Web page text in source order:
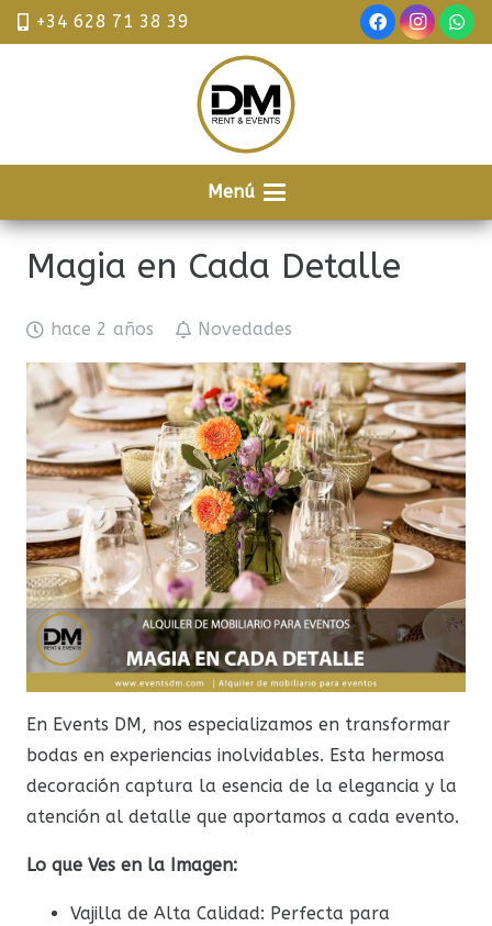
+34 628 71 38 39
Menú
Magia en Cada Detalle
hace 2 años Novedades
En Events DM, nos especializamos en transformar
bodas en experiencias inolvidables. Esta hermosa
decoración captura la esencia de la elegancia y la
atención al detalle que aportamos a cada evento.
Lo que Ves en la Imagen:
Vajilla de Alta Calidad: Perfecta para